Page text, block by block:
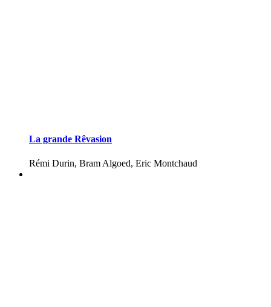
La grande Rêvasion
Rémi Durin, Bram Algoed, Eric Montchaud